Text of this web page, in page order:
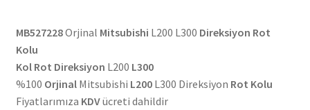
MB527228Orjinal Mitsubishi L200 L300 Direksiyon Rot
Kolu
Kol Rot Direksiyon L200 L300
%100 OrjinalMitsubishi L200L300 Direksiyon Rot Kolu
Fiyatlarımıza KDVücreti dahildir